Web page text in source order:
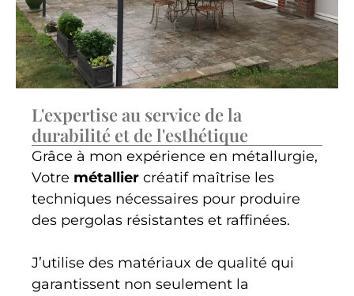
L'expertise au service de la
durabilité et de l'esthétique
Grâce à mon expérience en métallurgie,
Votre métallier créatif maîtrise les
techniques nécessaires pour produire
des pergolas résistantes et raffinées.
J’utilise des matériaux de qualité qui
garantissent non seulement la